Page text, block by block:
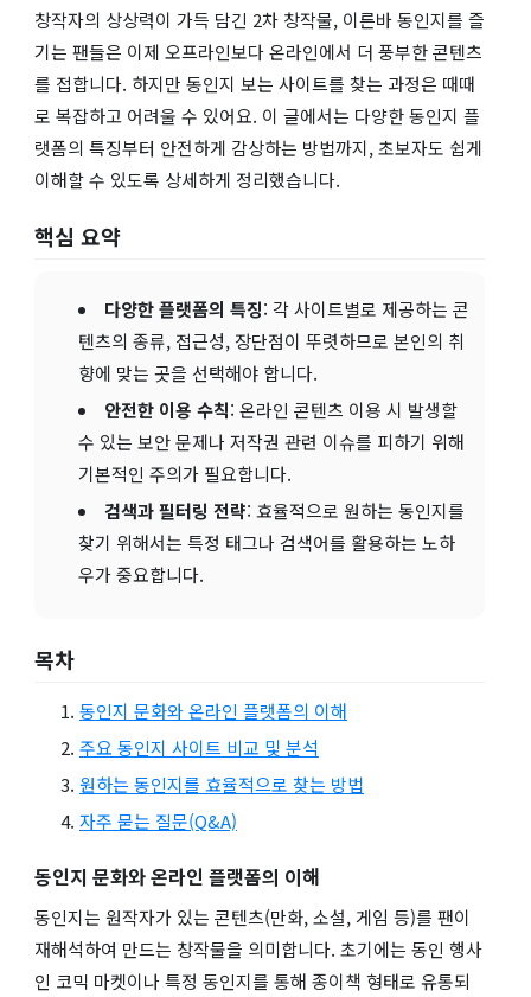
창작자의 상상력이 가득 담긴 2차 창작물, 이른바 동인지를 즐
기는 팬들은 이제 오프라인보다 온라인에서 더 풍부한 콘텐츠
를 접합니다. 하지만 동인지 보는 사이트를 찾는 과정은 때때
로 복잡하고 어려울 수 있어요. 이 글에서는 다양한 동인지 플
랫폼의 특징부터 안전하게 감상하는 방법까지, 초보자도 쉽게
이해할 수 있도록 상세하게 정리했습니다.
핵심 요약
다양한 플랫폼의 특징: 각 사이트별로 제공하는 콘
텐츠의 종류, 접근성, 장단점이 뚜렷하므로 본인의 취
향에 맞는 곳을 선택해야 합니다.
안전한 이용 수칙: 온라인 콘텐츠 이용 시 발생할
수 있는 보안 문제나 저작권 관련 이슈를 피하기 위해
기본적인 주의가 필요합니다.
검색과 필터링 전략: 효율적으로 원하는 동인지를
찾기 위해서는 특정 태그나 검색어를 활용하는 노하
우가 중요합니다.
목차
동인지 문화와 온라인 플랫폼의 이해
주요 동인지 사이트 비교 및 분석
원하는 동인지를 효율적으로 찾는 방법
자주 묻는 질문(Q&A)
동인지 문화와 온라인 플랫폼의 이해
동인지는 원작자가 있는 콘텐츠(만화, 소설, 게임 등)를 팬이
재해석하여 만드는 창작물을 의미합니다. 초기에는 동인 행사
인 코믹 마켓이나 특정 동인지를 통해 종이책 형태로 유통되